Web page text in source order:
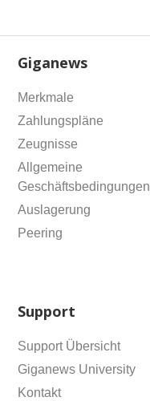
Giganews
Merkmale
Zahlungspläne
Zeugnisse
Allgemeine
Geschäftsbedingungen
Auslagerung
Peering
Support
Support Übersicht
Giganews University
Kontakt